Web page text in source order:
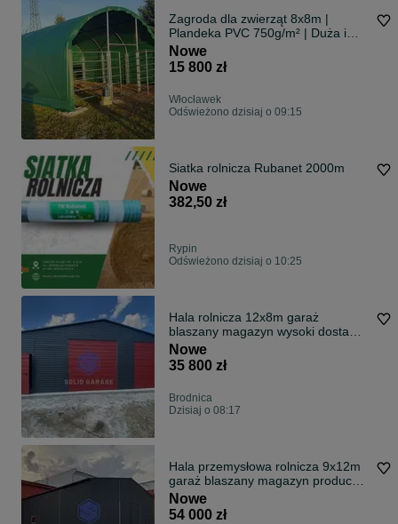
Zagroda dla zwierząt 8x8m |
Plandeka PVC 750g/m² | Duża i
wytrzymała
Nowe
15 800 zł
Włocławek
Odświeżono dzisiaj o 09:15
Siatka rolnicza Rubanet 2000m
Nowe
382,50 zł
Rypin
Odświeżono dzisiaj o 10:25
Hala rolnicza 12x8m garaż
blaszany magazyn wysoki dostawa
montaż rolnictwo 11x6m 13x8
Nowe
35 800 zł
Brodnica
Dzisiaj o 08:17
Hala przemysłowa rolnicza 9x12m
garaż blaszany magazyn producent
13x10m 14x12m 9x7m
Nowe
54 000 zł